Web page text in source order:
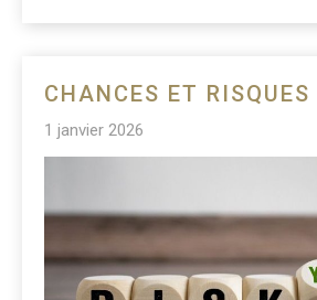
CHANCES ET
1 janvier 2026